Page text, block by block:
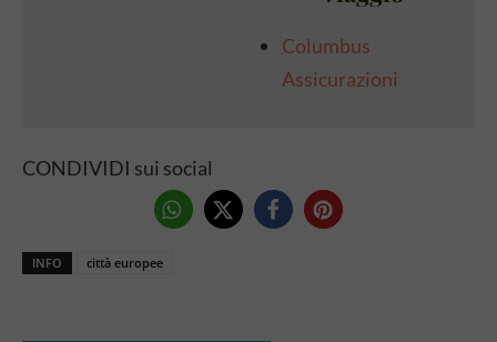
Columbus
Assicurazioni
CONDIVIDI sui social
INFO città europee